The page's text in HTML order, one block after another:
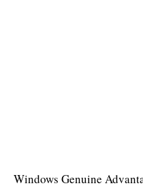
Windows Genuine